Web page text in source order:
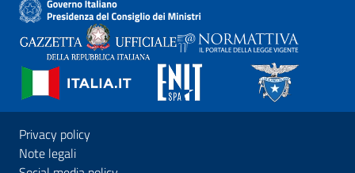
Privacy policy
Note legali